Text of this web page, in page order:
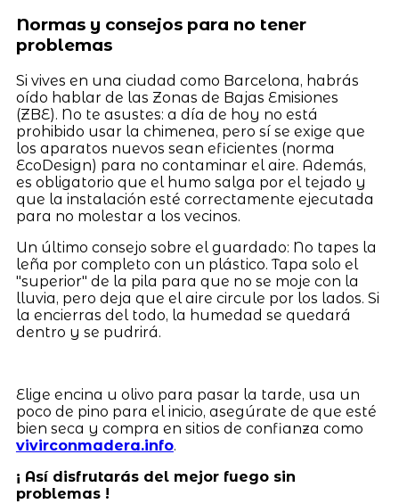
Normas y consejos para no tener
problemas
Si vives en una ciudad como Barcelona, habrás
oído hablar de las Zonas de Bajas Emisiones
(ZBE). No te asustes: a día de hoy no está
prohibido usar la chimenea, pero sí se exige que
los aparatos nuevos sean eficientes (norma
EcoDesign) para no contaminar el aire. Además,
es obligatorio que el humo salga por el tejado y
que la instalación esté correctamente ejecutada
para no molestar a los vecinos.
Un último consejo sobre el guardado: No tapes la
leña por completo con un plástico. Tapa solo el
"superior" de la pila para que no se moje con la
lluvia, pero deja que el aire circule por los lados. Si
la encierras del todo, la humedad se quedará
dentro y se pudrirá.
Elige encina u olivo para pasar la tarde, usa un
poco de pino para el inicio, asegúrate de que esté
bien seca y compra en sitios de confianza como
vivirconmadera.info.
¡ Así disfrutarás del mejor fuego sin
problemas !